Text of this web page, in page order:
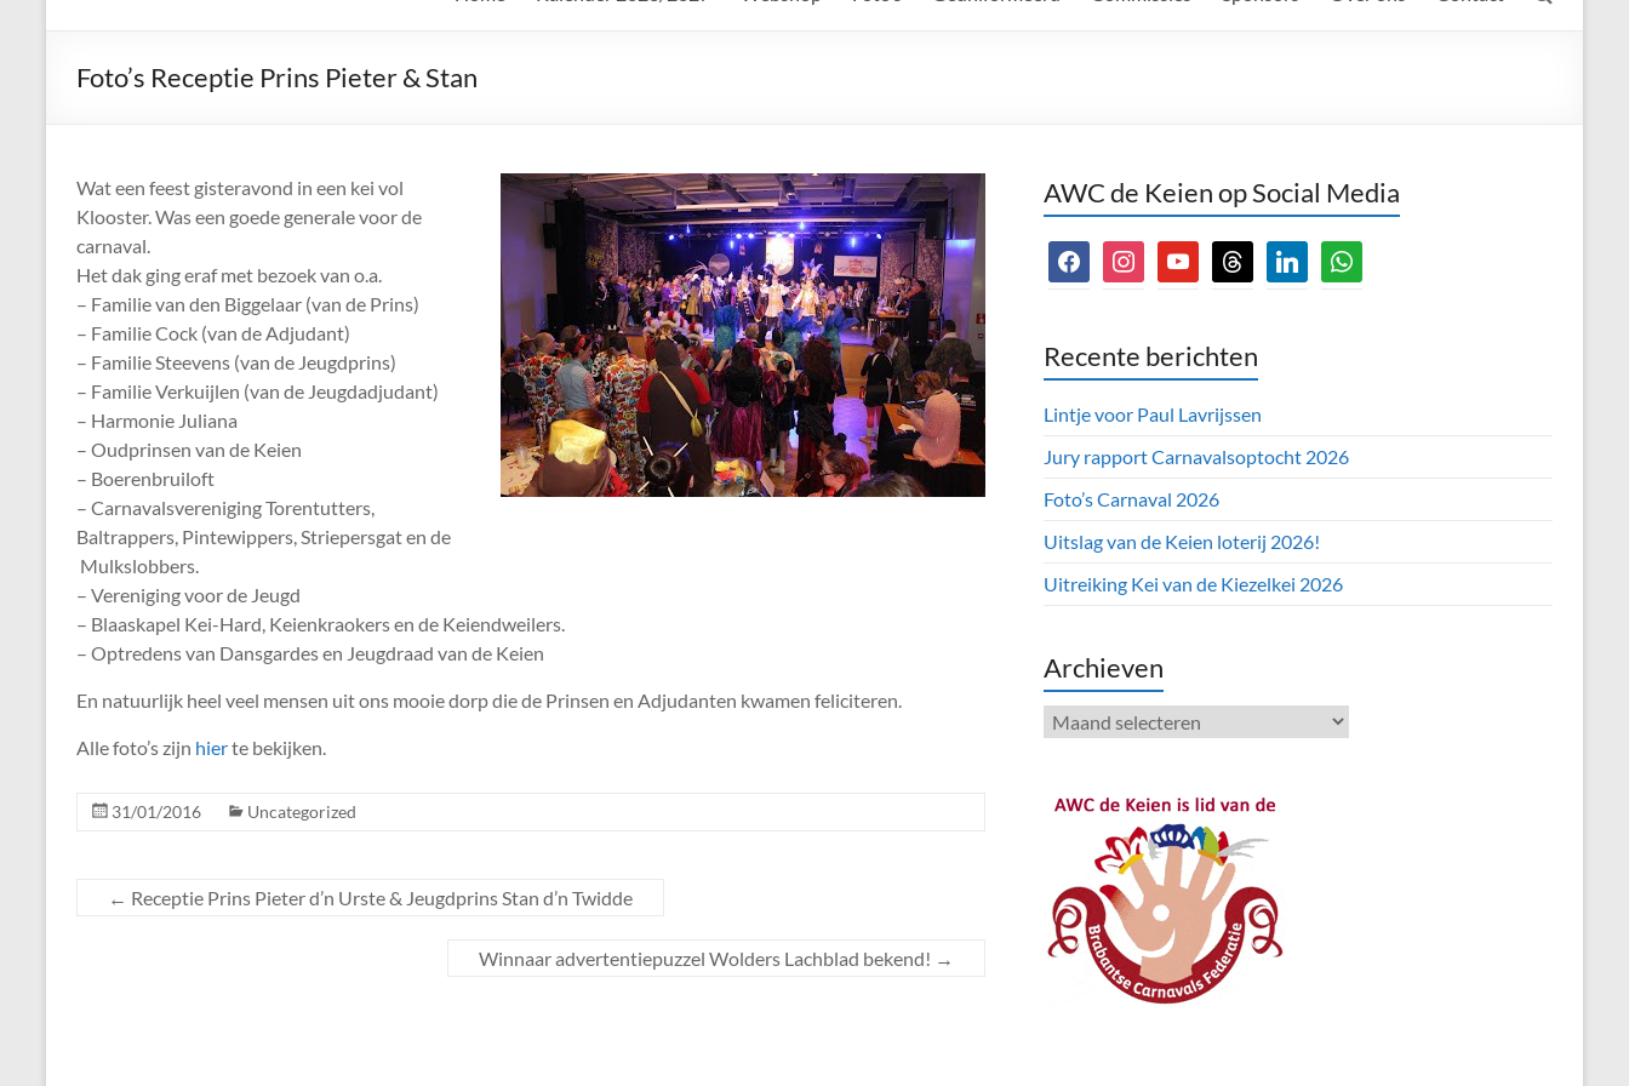
Keien
Carnavalsvereniging
De
Foto’s Receptie Prins Pieter & Stan
Wat een feest gisteravond in een kei vol
Klooster. Was een goede generale voor de
carnaval.
Het dak ging eraf met bezoek van o.a.
– Familie van den Biggelaar (van de Prins)
– Familie Cock (van de Adjudant)
– Familie Steevens (van de Jeugdprins)
– Familie Verkuijlen (van de Jeugdadjudant)
– Harmonie Juliana
– Oudprinsen van de Keien
– Boerenbruiloft
– Carnavalsvereniging Torentutters,
Baltrappers, Pintewippers, Striepersgat en de
Mulkslobbers.
– Vereniging voor de Jeugd
– Blaaskapel Kei-Hard, Keienkraokers en de Keiendweilers.
– Optredens van Dansgardes en Jeugdraad van de Keien
En natuurlijk heel veel mensen uit ons mooie dorp die de Prinsen en Adjudanten kwamen feliciteren.
Alle foto’s zijn hierte bekijken.
31/01/2016 Uncategorized
← Receptie Prins Pieter d’n Urste & Jeugdprins Stan d’n Twidde
Winnaar advertentiepuzzel Wolders Lachblad bekend! →
AWC de Keien op Social Media
facebookinstagramyoutubethreads linkedinwhatsapp
Recente berichten
Lintje voor Paul Lavrijssen
Jury rapport Carnavalsoptocht 2026
Foto’s Carnaval 2026
Uitslag van de Keien loterij 2026!
Uitreiking Kei van de Kiezelkei 2026
Archieven
Archieven